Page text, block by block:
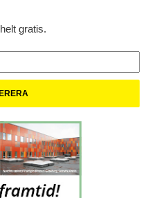
gratis.